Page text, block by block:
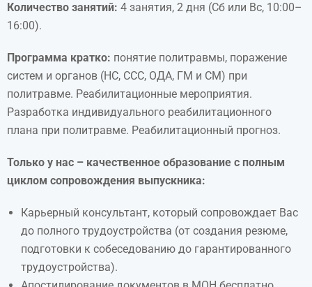
Количество занятий: 4 занятия, 2 дня (Сб или Вс, 10:00–
16:00).
Программа кратко: понятие политравмы, поражение
систем и органов (НС, ССС, ОДА, ГМ и СМ) при
политравме. Реабилитационные мероприятия.
Разработка индивидуального реабилитационного
плана при политравме. Реабилитационный прогноз.
Только у нас – качественное образование с полным
циклом сопровождения выпускника:
Карьерный консультант, который сопровождает Вас
до полного трудоустройства (от создания резюме,
подготовки к собеседованию до гарантированного
трудоустройства).